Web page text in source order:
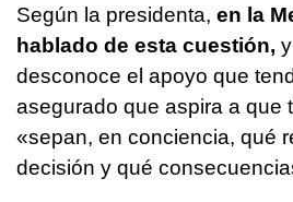
Según la presidenta, en la
hablado de esta cuestión,
desconoce el apoyo que
asegurado que aspira a que
«sepan, en conciencia, qué
decisión y qué